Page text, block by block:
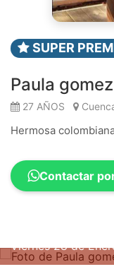
SUPER
Paula gomez
27 AÑOS
Hermosa
Contactar
Viernes 28 de